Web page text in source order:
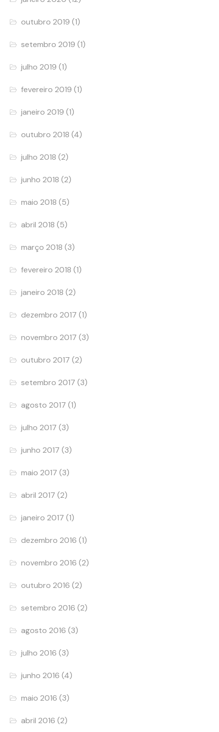
outubro 2019 (1)
setembro 2019 (1)
julho 2019 (1)
fevereiro 2019 (1)
janeiro 2019 (1)
outubro 2018 (4)
julho 2018 (2)
junho 2018 (2)
maio 2018 (5)
abril 2018 (5)
março 2018 (3)
fevereiro 2018 (1)
janeiro 2018 (2)
dezembro 2017 (1)
novembro 2017 (3)
outubro 2017 (2)
setembro 2017 (3)
agosto 2017 (1)
julho 2017 (3)
junho 2017 (3)
maio 2017 (3)
abril 2017 (2)
janeiro 2017 (1)
dezembro 2016 (1)
novembro 2016 (2)
outubro 2016 (2)
setembro 2016 (2)
agosto 2016 (3)
julho 2016 (3)
junho 2016 (4)
maio 2016 (3)
abril 2016 (2)